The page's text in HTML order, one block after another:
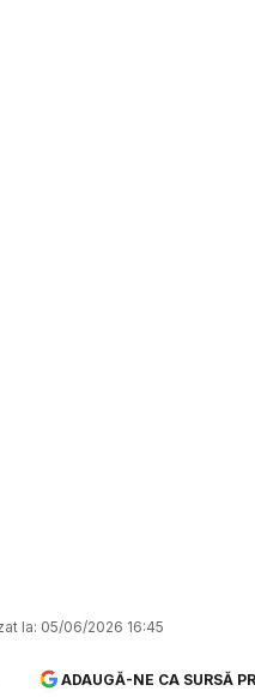
la: 05/06/2026 16:45
ADAUGĂ-NE CA SURSĂ